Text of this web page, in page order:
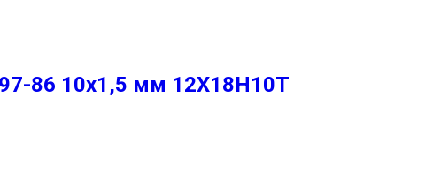
86 10х1,5 мм 12Х18Н10Т